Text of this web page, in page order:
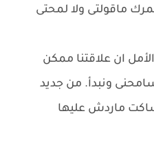
ماقولتى ولا لمحتى
ان علاقتنا ممكن
ونبدأ. من جديد
ماردش عليها